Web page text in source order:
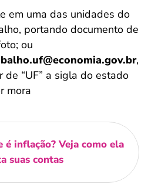
em uma das unidades do
portando documento de
ou
,
de “UF” a sigla do estado
mora
é inflação? Veja como ela
suas contas